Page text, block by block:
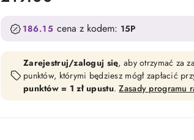
186.15 cena z kodem: 15P
Zarejestruj/zaloguj się, aby otrzymać za
punktów, którymi będziesz mógł zapłacić
punktów = 1 zł upustu.Zasady programu